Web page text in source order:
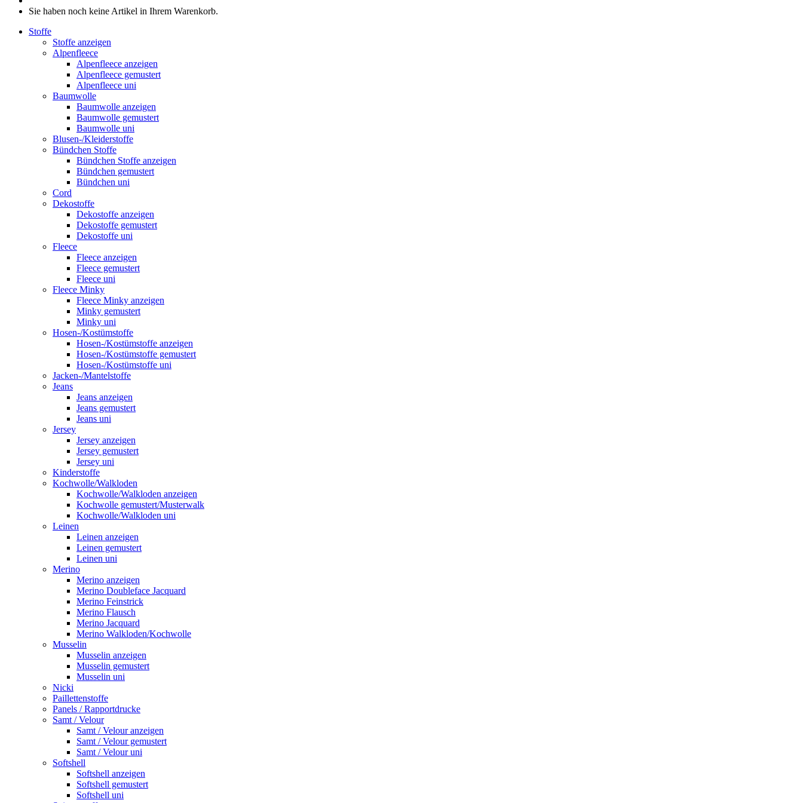
Sie haben noch keine Artikel in Ihrem Warenkorb.
Stoffe
Stoffe anzeigen
Alpenfleece
Alpenfleece anzeigen
Alpenfleece gemustert
Alpenfleece uni
Baumwolle
Baumwolle anzeigen
Baumwolle gemustert
Baumwolle uni
Blusen-/Kleiderstoffe
Bündchen Stoffe
Bündchen Stoffe anzeigen
Bündchen gemustert
Bündchen uni
Cord
Dekostoffe
Dekostoffe anzeigen
Dekostoffe gemustert
Dekostoffe uni
Fleece
Fleece anzeigen
Fleece gemustert
Fleece uni
Fleece Minky
Fleece Minky anzeigen
Minky gemustert
Minky uni
Hosen-/Kostümstoffe
Hosen-/Kostümstoffe anzeigen
Hosen-/Kostümstoffe gemustert
Hosen-/Kostümstoffe uni
Jacken-/Mantelstoffe
Jeans
Jeans anzeigen
Jeans gemustert
Jeans uni
Jersey
Jersey anzeigen
Jersey gemustert
Jersey uni
Kinderstoffe
Kochwolle/Walkloden
Kochwolle/Walkloden anzeigen
Kochwolle gemustert/Musterwalk
Kochwolle/Walkloden uni
Leinen
Leinen anzeigen
Leinen gemustert
Leinen uni
Merino
Merino anzeigen
Merino Doubleface Jacquard
Merino Feinstrick
Merino Flausch
Merino Jacquard
Merino Walkloden/Kochwolle
Musselin
Musselin anzeigen
Musselin gemustert
Musselin uni
Nicki
Paillettenstoffe
Panels / Rapportdrucke
Samt / Velour
Samt / Velour anzeigen
Samt / Velour gemustert
Samt / Velour uni
Softshell
Softshell anzeigen
Softshell gemustert
Softshell uni